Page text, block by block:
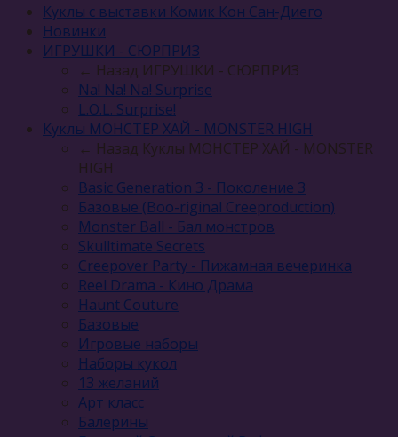
Куклы с выставки Комик Кон Сан-Диего
Новинки
ИГРУШКИ - СЮРПРИЗ
← Назад ИГРУШКИ - СЮРПРИЗ
Na! Na! Na! Surprise
L.O.L. Surprise!
Куклы МОНСТЕР ХАЙ - MONSTER HIGH
← Назад Куклы МОНСТЕР ХАЙ - MONSTER
HIGH
Basic Generation 3 - Поколение 3
Базовые (Boo-riginal Creeproduction)
Monster Ball - Бал монстров
Skulltimate Secrets
Creepover Party - Пижамная вечеринка
Reel Drama - Кино Драма
Haunt Couture
Базовые
Игровые наборы
Наборы кукол
13 желаний
Арт класс
Балерины